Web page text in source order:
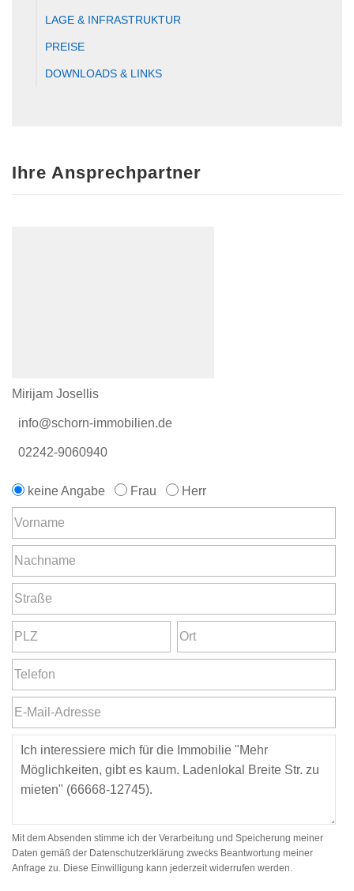
LAGE & INFRASTRUKTUR
PREISE
DOWNLOADS & LINKS
Ihre Ansprechpartner
Mirijam Josellis
info@schorn-immobilien.de
02242-9060940
keine Angabe Frau Herr
Mit dem Absenden stimme ich der Verarbeitung und Speicherung meiner
Daten gemäß der Datenschutzerklärung zwecks Beantwortung meiner
Anfrage zu. Diese Einwilligung kann jederzeit widerrufen werden.